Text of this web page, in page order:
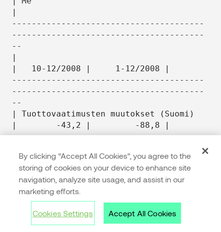
By clicking “Accept All Cookies”, you agree to the
storing of cookies on your device to enhance site
navigation, analyze site usage, and assist in our
marketing efforts.
Cookies Settings Accept All Cookies